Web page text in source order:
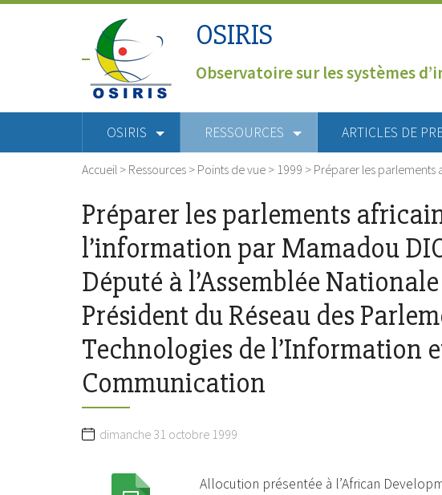
OSIRIS
Observatoire sur les systèmes
OSIRIS RESSOURCES ARTICLES DE
Accueil > Ressources > Points de vue > 1999 > Préparer les parlements
Préparer les parlements
l’information par Mamadou
Député à l’Assemblée
Président du Réseau des
Technologies de l’Information
Communication
dimanche 31 octobre 1999
Allocution présentée à l’African